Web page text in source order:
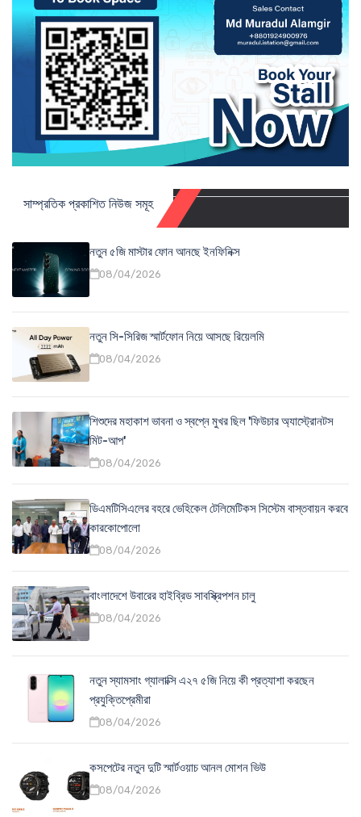
সাম্প্রতিক প্রকাশিত নিউজ সমূহ
নতুন ৫জি মাস্টার ফোন আনছে ইনফিনিক্স
08/04/2026
নতুন সি-সিরিজ স্মার্টফোন নিয়ে আসছে রিয়েলমি
08/04/2026
শিশুদের মহাকাশ ভাবনা ও স্বপ্নে মুখর ছিল 'ফিউচার অ্যাস্ট্রোনটস
মিট-আপ'
08/04/2026
ডিএমটিসিএলের বহরে ভেহিকেল টেলিমেটিকস সিস্টেম বাস্তবায়ন করবে
কারকোপোলো
08/04/2026
বাংলাদেশে উবারের হাইব্রিড সাবস্ক্রিপশন চালু
08/04/2026
নতুন স্যামসাং গ্যালাক্সি এ২৭ ৫জি নিয়ে কী প্রত্যাশা করছেন
প্রযুক্তিপ্রেমীরা
08/04/2026
কসপেটের নতুন দুটি স্মার্টওয়াচ আনল মোশন ভিউ
08/04/2026